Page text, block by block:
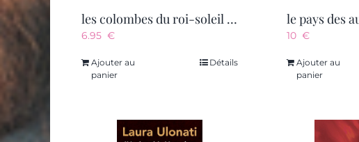
les colombes du roi-soleil – vol03 – charlotte, la rebelle
6.95 €
Ajouter au
panier
Détails
10 €
Ajouter au
panier